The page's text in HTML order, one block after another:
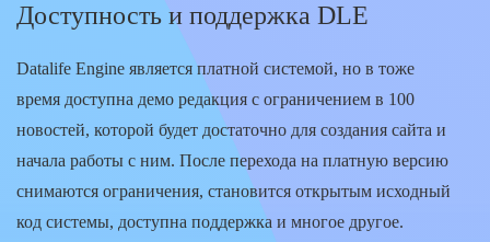
Доступность и поддержка DLE
Datalife Engine является платной системой, но в тоже
время доступна демо редакция с ограничением в 100
новостей, которой будет достаточно для создания сайта и
начала работы с ним. После перехода на платную версию
снимаются ограничения, становится открытым исходный
код системы, доступна поддержка и многое другое.